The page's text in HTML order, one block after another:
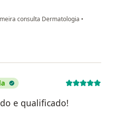
consulta Dermatologia •
Vivian
e qualificado!